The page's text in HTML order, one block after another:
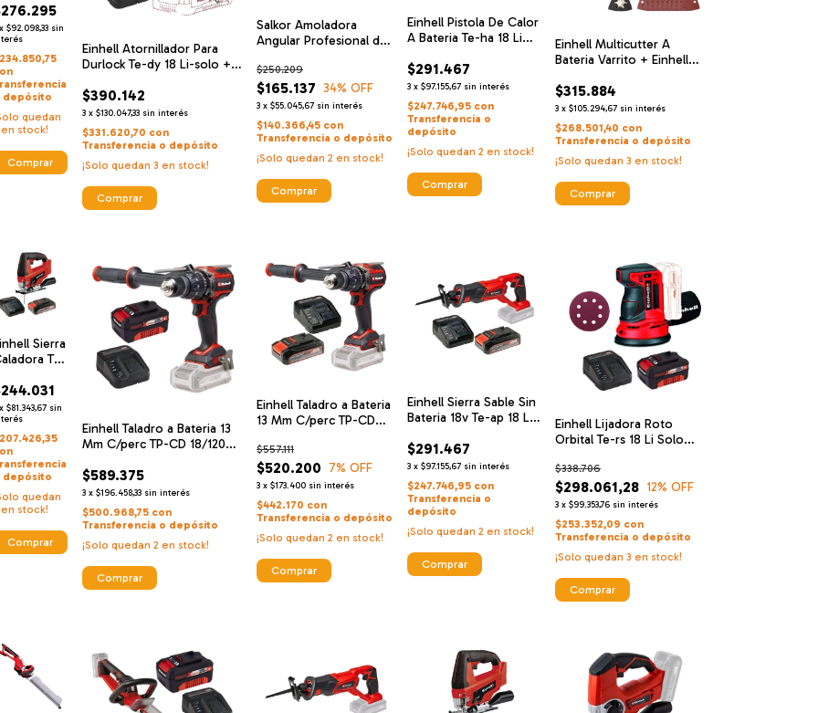
C/per
cd 18
Classic
Einhell
De
Y
18 V
Ah
x $92.098,33 sin
depósito
quedan
stock!
Einhell Atornillador Para
Durlock Te-dy 18 Li-solo +
Velocidad Y Bateria 18 V 4
Ah
$390.142
3 x $130.047,33 sin interés
$331.620,70 con
Transferencia o depósito
¡Solo quedan 3 en stock!
Salkor Amoladora
Angular Profesional de
$165.137
$250.209
34% OFF
3 x $55.045,67 sin interés
$140.366,45 con
Transferencia o depósito
¡Solo quedan 2 en stock!
Einhell Pistola De Calor
A Bateria Te-ha 18 Li
Cargador De Alta
Velocidad Y Bateria 18
V 2.5 Ah
$291.467
3 x $97.155,67 sin interés
$247.746,95 con
Transferencia o
depósito
¡Solo quedan 2 en stock!
Einhell Multicutter A
Bateria Varrito + Einhell
Velocidad Y Bateria 18 V
2.5 Ah
$315.884
3 x $105.294,67 sin interés
$268.501,40 con
Transferencia o depósito
¡Solo quedan 3 en stock!
Sierra
Tc-
Bateria
+ Einhell
De
Y
18 V
Ah
x $81.343,67 sin
depósito
quedan
en stock!
Einhell Taladro a Bateria 13
Mm C/perc TP-CD 18/120
Einhell Cargador De Alta
Velocidad Y Bateria 18 V 4
Ah
$589.375
3 x $196.458,33 sin interés
$500.968,75 con
Transferencia o depósito
¡Solo quedan 2 en stock!
Einhell Taladro a Bateria
13 Mm C/perc TP-CD
Brushless + Einhell
Cargador De Alta
Velocidad Y Bateria 18 V
2.5 Ah
$520.200
$557.111
7% OFF
3 x $173.400 sin interés
$442.170 con
Transferencia o depósito
¡Solo quedan 2 en stock!
Einhell Sierra Sable Sin
Bateria 18v Te-ap 18 Li-
Cargador De Alta
Velocidad Y Bateria 18
V 2.5 Ah
$291.467
3 x $97.155,67 sin interés
$247.746,95 con
Transferencia o
depósito
¡Solo quedan 2 en stock!
Einhell Lijadora Roto
Orbital Te-rs 18 Li Solo
Cargador De Alta
Velocidad Y Bateria 18 V 4
Ah
$298.061,28
$338.706
12% OFF
3 x $99.353,76 sin interés
$253.352,09 con
Transferencia o depósito
¡Solo quedan 3 en stock!